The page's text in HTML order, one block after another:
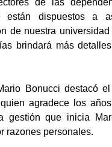
de las
están dispuestos a
de nuestra
brindará más
Bonucci destacó
agradece los
gestión que inicia
razones personales.